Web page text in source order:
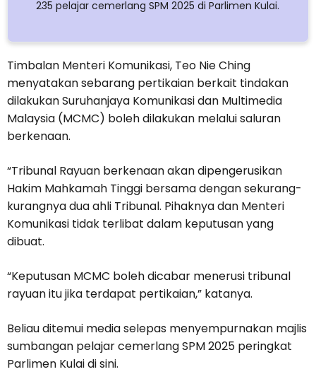
235 pelajar cemerlang SPM 2025 di Parlimen Kulai.
Timbalan Menteri Komunikasi, Teo Nie Ching
menyatakan sebarang pertikaian berkait tindakan
dilakukan Suruhanjaya Komunikasi dan Multimedia
Malaysia (MCMC) boleh dilakukan melalui saluran
berkenaan.
“Tribunal Rayuan berkenaan akan dipengerusikan
Hakim Mahkamah Tinggi bersama dengan sekurang-
kurangnya dua ahli Tribunal. Pihaknya dan Menteri
Komunikasi tidak terlibat dalam keputusan yang
dibuat.
“Keputusan MCMC boleh dicabar menerusi tribunal
rayuan itu jika terdapat pertikaian,” katanya.
Beliau ditemui media selepas menyempurnakan majlis
sumbangan pelajar cemerlang SPM 2025 peringkat
Parlimen Kulai di sini.